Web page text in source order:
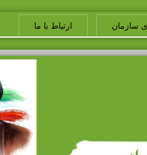
سازمان ارتباط با ما